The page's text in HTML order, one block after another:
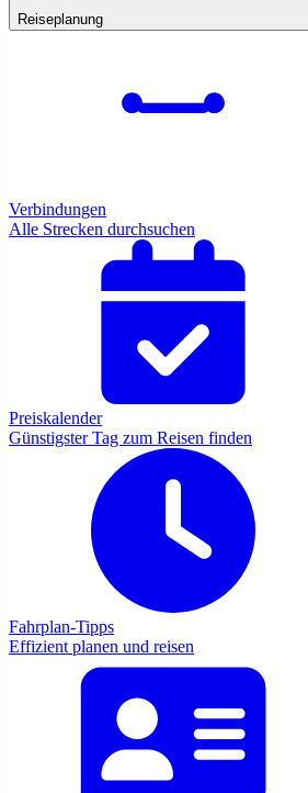
Reiseplanung
Verbindungen
Alle Strecken durchsuchen
Preiskalender
Günstigster Tag zum Reisen finden
Fahrplan-Tipps
Effizient planen und reisen